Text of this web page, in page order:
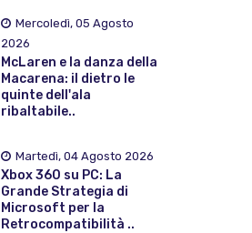
Mercoledì, 05 Agosto
2026
McLaren e la danza della
Macarena: il dietro le
quinte dell'ala
ribaltabile..
Martedì, 04 Agosto 2026
Xbox 360 su PC: La
Grande Strategia di
Microsoft per la
Retrocompatibilità ..